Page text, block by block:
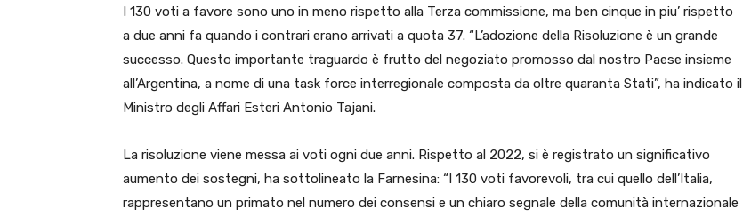
I 130 voti a favore sono uno in meno rispetto alla Terza commissione, ma ben cinque in piu’ rispetto
a due anni fa quando i contrari erano arrivati a quota 37. “L’adozione della Risoluzione è un grande
successo. Questo importante traguardo è frutto del negoziato promosso dal nostro Paese insieme
all’Argentina, a nome di una task force interregionale composta da oltre quaranta Stati”, ha indicato il
Ministro degli Affari Esteri Antonio Tajani.
La risoluzione viene messa ai voti ogni due anni. Rispetto al 2022, si è registrato un significativo
aumento dei sostegni, ha sottolineato la Farnesina: “I 130 voti favorevoli, tra cui quello dell’Italia,
rappresentano un primato nel numero dei consensi e un chiaro segnale della comunità internazionale